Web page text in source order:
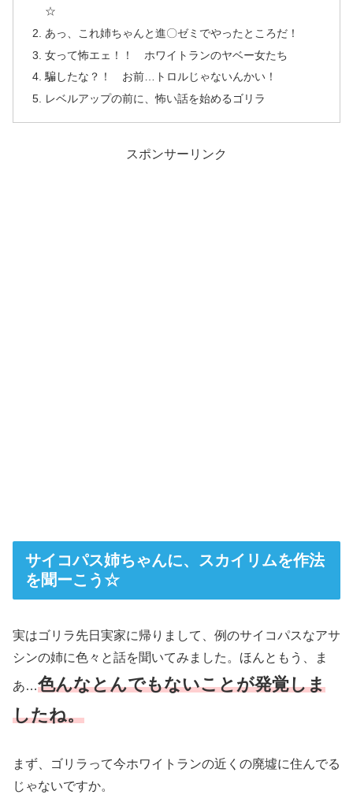
☆
あっ、これ姉ちゃんと進〇ゼミでやったところだ！
女って怖エェ！！ ホワイトランのヤベー女たち
騙したな？！ お前…トロルじゃないんかい！
レベルアップの前に、怖い話を始めるゴリラ
スポンサーリンク
サイコパス姉ちゃんに、スカイリムを作法
を聞ーこう☆
実はゴリラ先日実家に帰りまして、例のサイコパスなアサ
シンの姉に色々と話を聞いてみました。ほんともう、ま
あ…色んなとんでもないことが発覚しま
したね。
まず、ゴリラって今ホワイトランの近くの廃墟に住んでる
じゃないですか。